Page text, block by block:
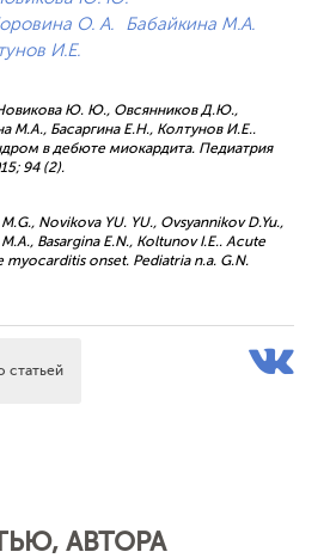
О. А.
Бабайкина М.А.
И.Е.
Ю. Ю., Овсянников Д.Ю.,
М.А., Басаргина Е.Н., Колтунов И.Е..
в дебюте миокардита. Педиатрия
94 (2).
Novikova YU. YU., Ovsyannikov D.Yu.,
Basargina E.N., Koltunov I.E.. Acute
onset. Pediatria n.a. G.N.
статьей
АВТОРА